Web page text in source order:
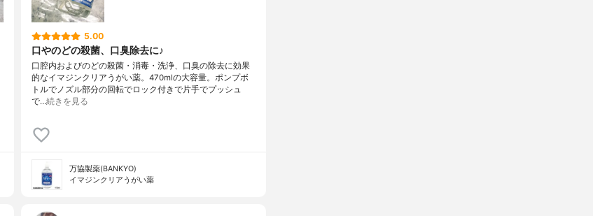
5.00
口やのどの殺菌、口臭除去に♪
口腔内およびのどの殺菌・消毒・洗浄、口臭の除去に効果
的なイマジンクリアうがい薬。470mlの大容量。ポンプボ
トルでノズル部分の回転でロック付きで片手でプッシュ
で…続きを見る
万協製薬(BANKYO)
イマジンクリアうがい薬